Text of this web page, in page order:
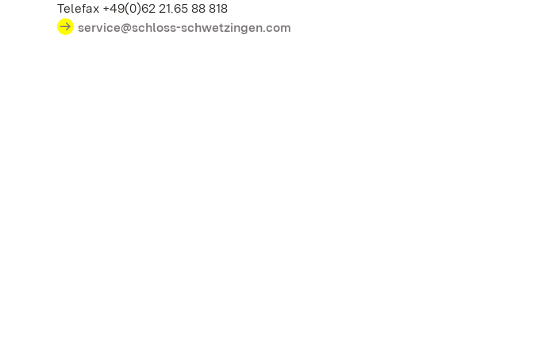
Telefax +49(0)62 21.65 88 818
service@schloss-schwetzingen.com